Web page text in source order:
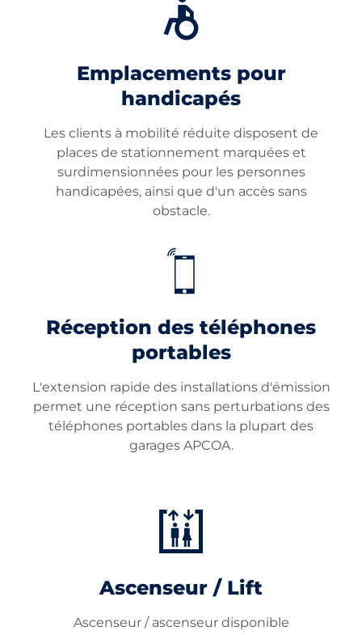
Emplacements pour
handicapés
Les clients à mobilité réduite disposent de
places de stationnement marquées et
surdimensionnées pour les personnes
handicapées, ainsi que d'un accès sans
obstacle.
Réception des téléphones
portables
L'extension rapide des installations d'émission
permet une réception sans perturbations des
téléphones portables dans la plupart des
garages APCOA.
Ascenseur / Lift
Ascenseur / ascenseur disponible